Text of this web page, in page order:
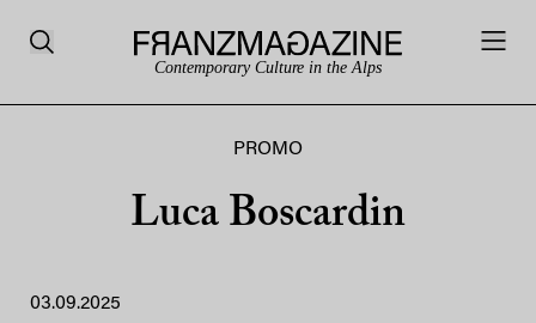
Contemporary Culture in the Alps
PROMO
Luca Boscardin
03.09.2025